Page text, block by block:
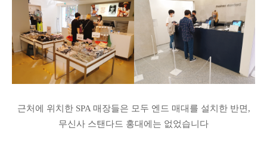
근처에 위치한 SPA 매장들은 모두 엔드 매대를 설치한 반면,
무신사 스탠다드 홍대에는 없었습니다